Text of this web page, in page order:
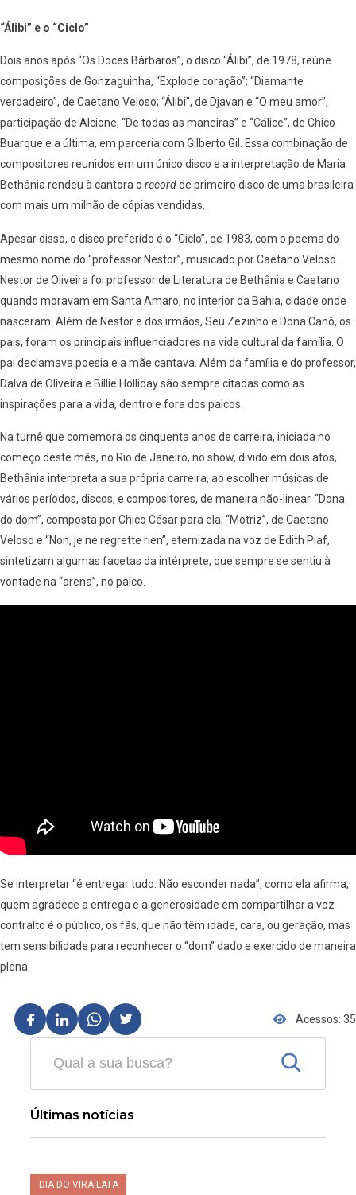
“Álibi” e o “Ciclo”
Dois anos após “Os Doces Bárbaros”, o disco “Álibi”, de 1978, reúne
composições de Gonzaguinha, “Explode coração”; “Diamante
verdadeiro”, de Caetano Veloso; “Álibi”, de Djavan e “O meu amor”,
participação de Alcione, “De todas as maneiras” e “Cálice”, de Chico
Buarque e a última, em parceria com Gilberto Gil. Essa combinação de
compositores reunidos em um único disco e a interpretação de Maria
Bethânia rendeu à cantora o recordde primeiro disco de uma brasileira
com mais um milhão de cópias vendidas.
Apesar disso, o disco preferido é o “Ciclo”, de 1983, com o poema do
mesmo nome do “professor Nestor”, musicado por Caetano Veloso.
Nestor de Oliveira foi professor de Literatura de Bethânia e Caetano
quando moravam em Santa Amaro, no interior da Bahia, cidade onde
nasceram. Além de Nestor e dos irmãos, Seu Zezinho e Dona Canô, os
pais, foram os principais influenciadores na vida cultural da família. O
pai declamava poesia e a mãe cantava. Além da família e do professor,
Dalva de Oliveira e Billie Holliday são sempre citadas como as
inspirações para a vida, dentro e fora dos palcos.
Na turnê que comemora os cinquenta anos de carreira, iniciada no
começo deste mês, no Rio de Janeiro, no show, divido em dois atos,
Bethânia interpreta a sua própria carreira, ao escolher músicas de
vários períodos, discos, e compositores, de maneira não-linear. “Dona
do dom”, composta por Chico César para ela; “Motriz”, de Caetano
Veloso e “Non, je ne regrette rien”, eternizada na voz de Edith Piaf,
sintetizam algumas facetas da intérprete, que sempre se sentiu à
vontade na “arena”, no palco.
Se interpretar “é entregar tudo. Não esconder nada”, como ela afirma,
quem agradece a entrega e a generosidade em compartilhar a voz
contralto é o público, os fãs, que não têm idade, cara, ou geração, mas
tem sensibilidade para reconhecer o “dom” dado e exercido de maneira
plena.
Acessos: 35
Últimas notícias
DIA DO VIRA-LATA